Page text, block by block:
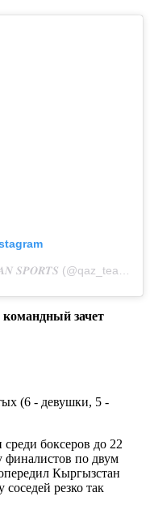
Публикация от 𝑯𝑶𝑴𝑬 𝑶𝑭 𝑸𝑨𝒁𝑨𝑸𝑺𝑻𝑨𝑵 𝑺𝑷𝑶𝑹𝑻𝑺 (@qaz_team_official)
зачет
(6 - девушки, 5 -
боксеров до 22
финалистов по двум
Кыргызстан
резко так